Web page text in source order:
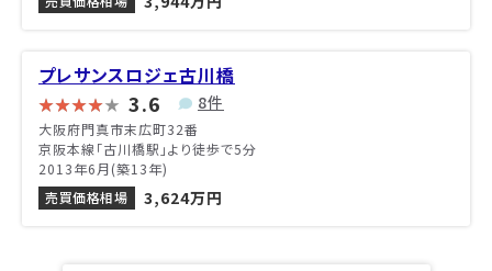
プレサンスロジェ古川橋
3.6 8件
大阪府門真市末広町32番
京阪本線「古川橋駅」より徒歩で5分
2013年6月(築13年)
売買価格相場
3,624万円